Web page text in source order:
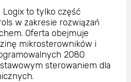
to tylko część
w zakresie rozwiązań
Oferta obejmuje
mikrosterowników i
2080
sterowaniem dla